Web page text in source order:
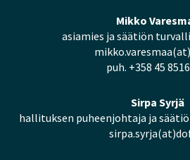
Mikko
asiamies ja säätiön
puh. +358 45
Sirpa Syrjä
hallituksen puheenjohtaja ja